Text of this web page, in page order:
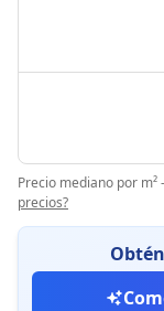
Precio mediano por m²
precios?